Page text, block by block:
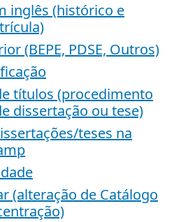
inglês (histórico e
(BEPE, PDSE, Outros)
títulos (procedimento
dissertação ou tese)
teses na
(alteração de Catálogo